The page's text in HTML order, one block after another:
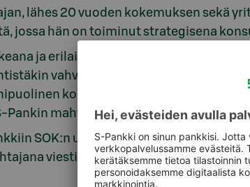
lähes 20 vuoden kokemuksen sekä
jossa hän on toiminut strategisena
ja erilaisena toimijana antaa
vahvempaa ja näkyvämpää
kokemukseni viestinnän
mahtavaan porukkaan ja
SOK:n ulkoisen viestinnän päällikön
viestintätoimisto Pohjoisranta